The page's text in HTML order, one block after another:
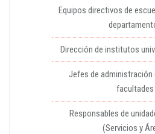
Equipos directivos de
Dirección de institutos
Jefes de administración
facultades
Responsables de
(Servicios y